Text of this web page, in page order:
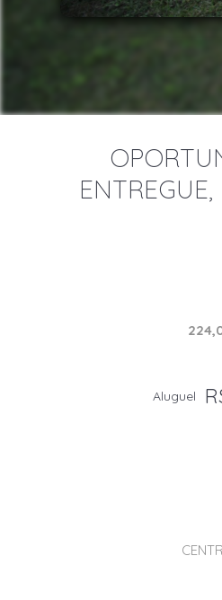
Aluguel